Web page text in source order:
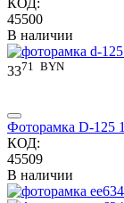
45500
В наличии
3371 BYN
Фоторамка D-125
КОД:
45509
В наличии